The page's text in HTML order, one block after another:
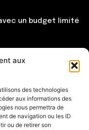
aux
des technologies
aux informations des
nous permettra de
de navigation ou les ID
ou de retirer son
un budget limité
104
85